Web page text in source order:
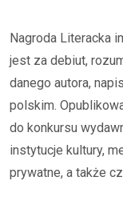
Nagroda Literacka
jest za debiut,
danego autora,
polskim.
do konkursu
instytucje kultury,
prywatne, a także